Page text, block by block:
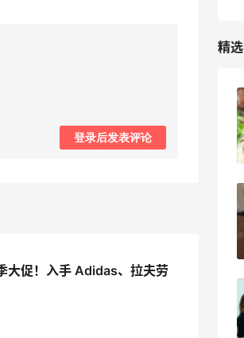
登录后发表评论
促！入手 Adidas、拉夫劳
精